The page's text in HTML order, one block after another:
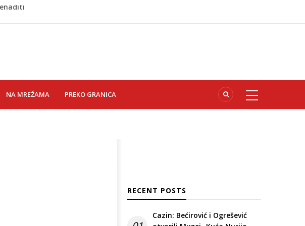
"birali", a ne
sanskog
NA MREŽAMA PREKO GRANICA
RECENT POSTS
Cazin: Bećirović i Ogrešević